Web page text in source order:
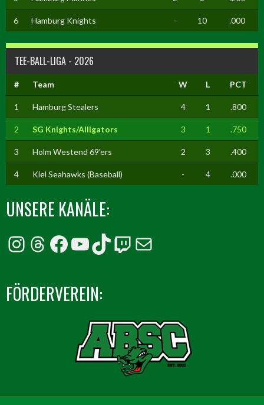
6 Hamburg Knights - 10 .000
TEE-BALL-LIGA - 2026
# Team W L PCT
1 Hamburg Stealers 4 1 .800
2 SG Knights/Alligators 3 1 .750
3 Holm Westend 69'ers 2 3 .400
4 Kiel Seahawks (Baseball) - 4 .000
UNSERE KANÄLE:
Instagram
Threads
Facebook
YouTube
TikTok
Twitch
E-Mail
FÖRDERVEREIN: